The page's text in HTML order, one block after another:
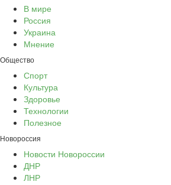
В мире
Россия
Украина
Мнение
Общество
Спорт
Культура
Здоровье
Технологии
Полезное
Новороссия
Новости Новороссии
ДНР
ЛНР